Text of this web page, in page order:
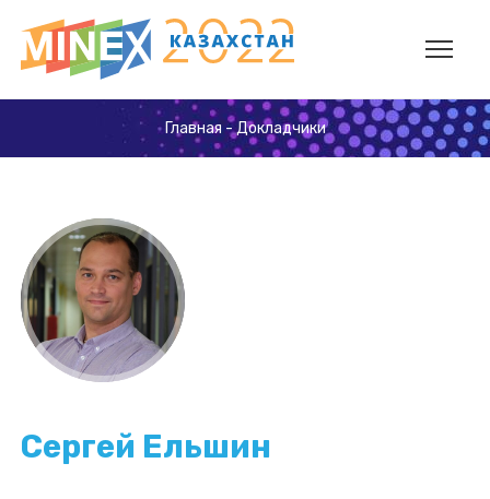
Главная-Докладчики
Сергей Ельшин